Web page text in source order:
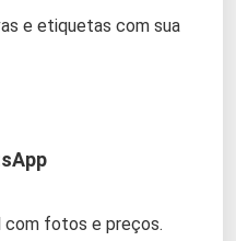
e etiquetas com sua
com fotos e preços.